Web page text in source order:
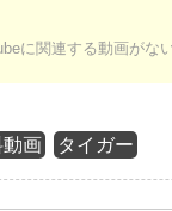
に関連する動画が
動画 タイガー